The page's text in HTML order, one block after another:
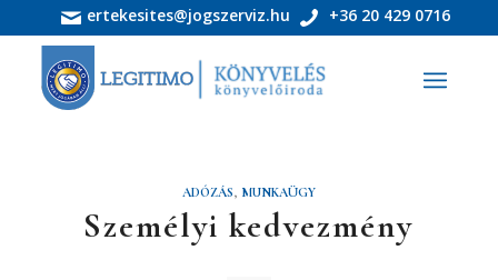
ertekesites@jogszerviz.hu +36 20 429 0716
ADÓZÁS, MUNKAÜGY
Személyi kedvezmény